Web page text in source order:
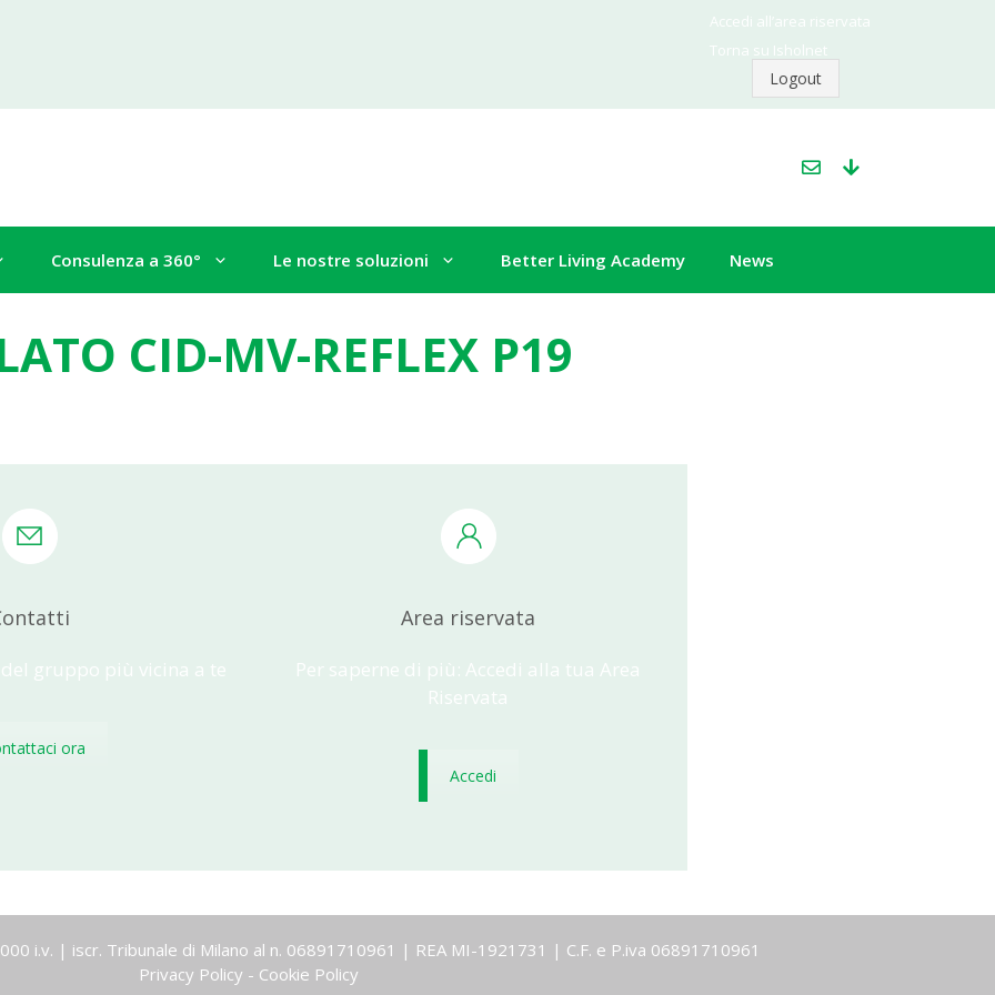
Accedi all’area riservata
Torna su Isholnet
Logout
Consulenza a 360° Le nostre soluzioni Better Living Academy News
CID-MV-REFLEX P19
gruppo più vicina a te
ora
Area riservata
Per saperne di più: Accedi alla tua Area
Riservata
Accedi
i.v. | iscr. Tribunale di Milano al n. 06891710961 | REA MI-1921731 | C.F. e P.iva 06891710961
Privacy Policy - Cookie Policy